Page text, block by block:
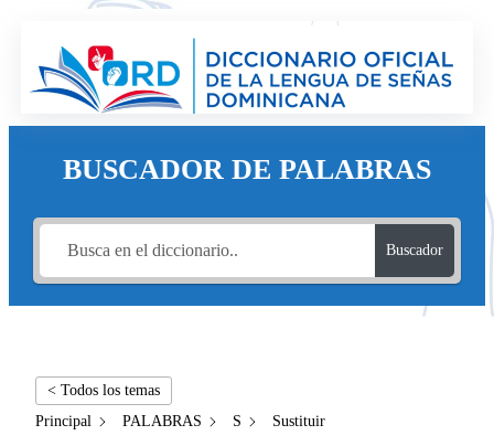
BUSCADOR DE PALABRAS
Buscador
< Todos los temas
Principal
PALABRAS S Sustituir